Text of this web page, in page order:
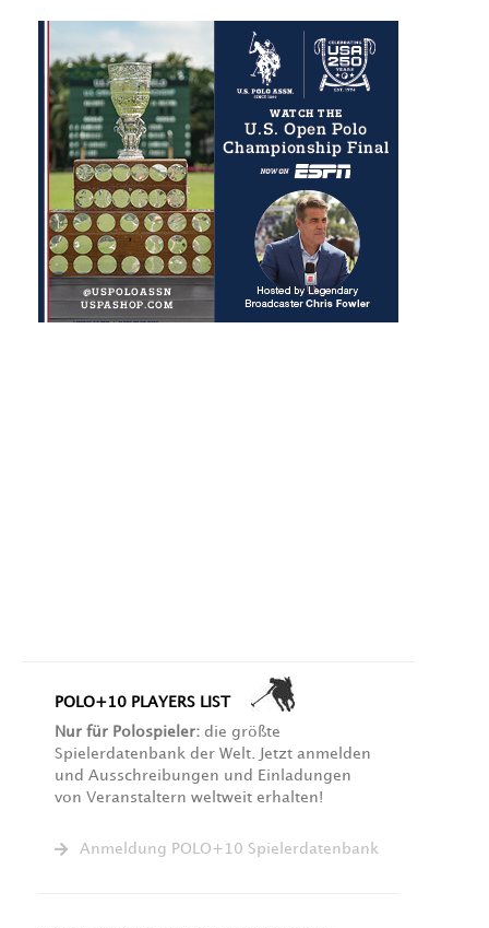
POLO+10 PLAYERS LIST
Nur für Polospieler: die größte
Spielerdatenbank der Welt. Jetzt anmelden
und Ausschreibungen und Einladungen
von Veranstaltern weltweit erhalten!
Anmeldung POLO+10 Spielerdatenbank